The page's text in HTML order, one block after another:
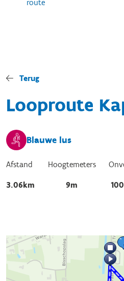
route
Terug
Looproute
Blauwe lus
Afstand
3.06km
Hoogtemeters
9m